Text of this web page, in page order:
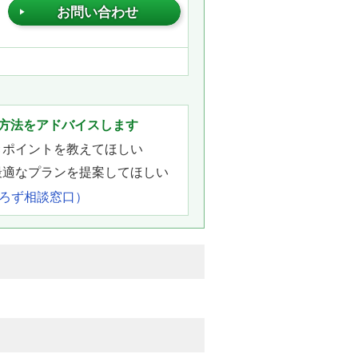
お問い合わせ
法をアドバイスします
イントを教えてほしい
なプランを提案してほしい
ず相談窓口）